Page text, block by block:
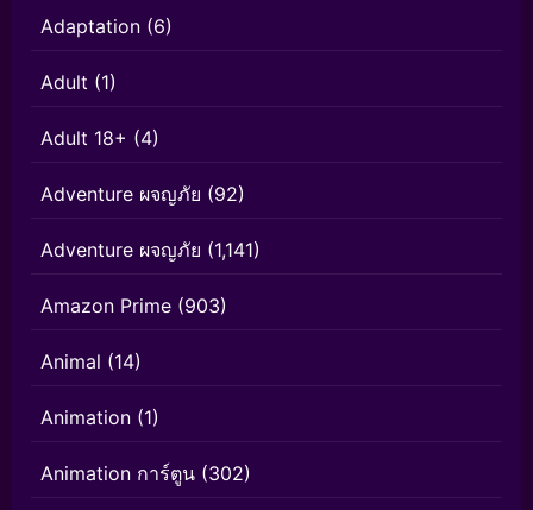
Adaptation (6)
Adult (1)
Adult 18+ (4)
Adventure ผจญภัย (92)
Adventure ผจญภัย (1,141)
Amazon Prime (903)
Animal (14)
Animation (1)
Animation การ์ตูน (302)